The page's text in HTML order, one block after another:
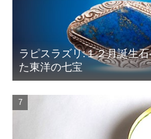
ラピスラズリ:１２月誕生
た東洋の七宝